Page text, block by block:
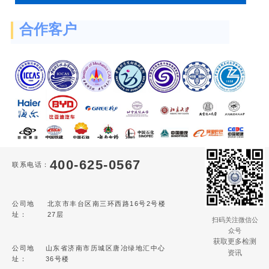
合作客户
联系电话： 400-625-0567
公司地
址：
北京市丰台区南三环西路16号2号楼
27层
公司地
址：
山东省济南市历城区唐冶绿地汇中心
36号楼
扫码关注微信公
众号
获取更多检测
资讯